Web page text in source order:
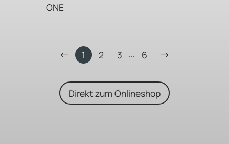
ONE
1 2 3 ... 6
Direkt zum Onlineshop